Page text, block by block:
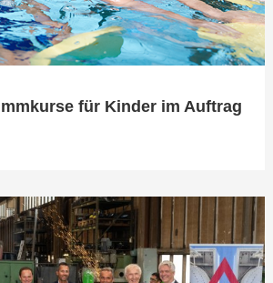
PLUS24
Abschied
Online-
Projekte
LINZ
für Kinder im Auftrag